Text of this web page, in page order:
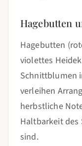
Hagebutten
Hagebutten
violettes
Schnittblumen
verleihen
herbstliche
Haltbarkeit des
sind.